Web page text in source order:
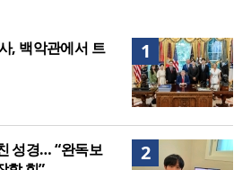
회, ‘왕의 기도’로 나라·한국교회·다
지키며 하나 된 희망의 미래를 향하
1
, 백악관에서 트
2
성경… “완독보